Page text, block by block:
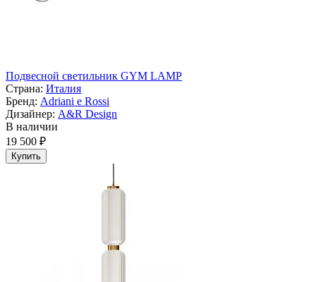
Подвесной светильник GYM LAMP
Страна: Италия
Бренд: Adriani e Rossi
Дизайнер: A&R Design
В наличии
19 500 ₽
Купить